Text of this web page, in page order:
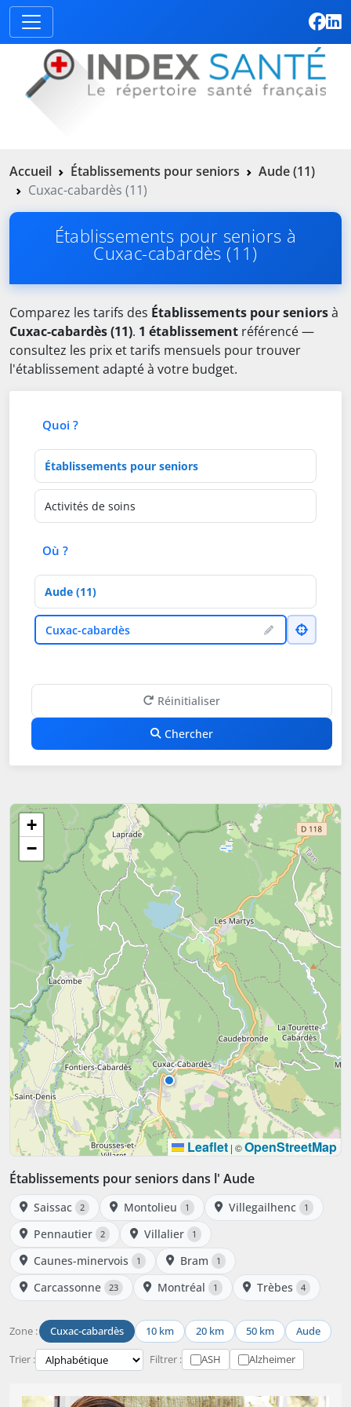
Accueil Établissements pour seniors
Aude (11)
Cuxac-cabardès (11)
Établissements pour seniors à
Cuxac-cabardès (11)
Comparez les tarifs des Établissements pour seniorsà
Cuxac-cabardès (11). 1 établissement référencé —
consultez les prix et tarifs mensuels pour trouver
l'établissement adapté à votre budget.
Quoi ?
Type d'établissement
Activités de soins
Où ?
Département
VilleCuxac-cabardès
Réinitialiser
Chercher
+
−
Leaflet | ©OpenStreetMap
Établissements pour seniors dans l' Aude
Saissac 2 Montolieu 1 Villegailhenc 1
Pennautier 2 Villalier 1
Caunes-minervois 1 Bram 1
Carcassonne 23 Montréal 1 Trèbes 4
Zone : Cuxac-cabardès 10 km 20 km 50 km Aude
Trier : Filtrer : ASH Alzheimer